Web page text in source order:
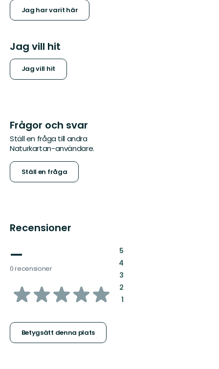
Jag har varit här
Jag vill hit
Jag vill hit
Frågor och svar
Ställ en fråga till andra
Naturkartan-användare.
Ställ en fråga
Recensioner
—
0 recensioner
av
stjärnor
Betygsätt denna plats
5:
4:
3:
2:
1: